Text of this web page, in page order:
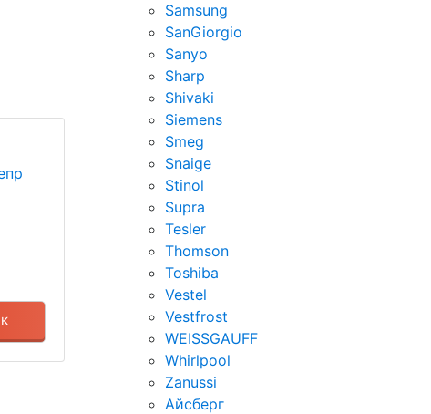
Samsung
SanGiorgio
Sanyo
Sharp
Shivaki
Siemens
Smeg
Snaige
Stinol
Supra
Tesler
Thomson
Toshiba
Vestel
Vestfrost
WEISSGAUFF
Whirlpool
Zanussi
Айсберг